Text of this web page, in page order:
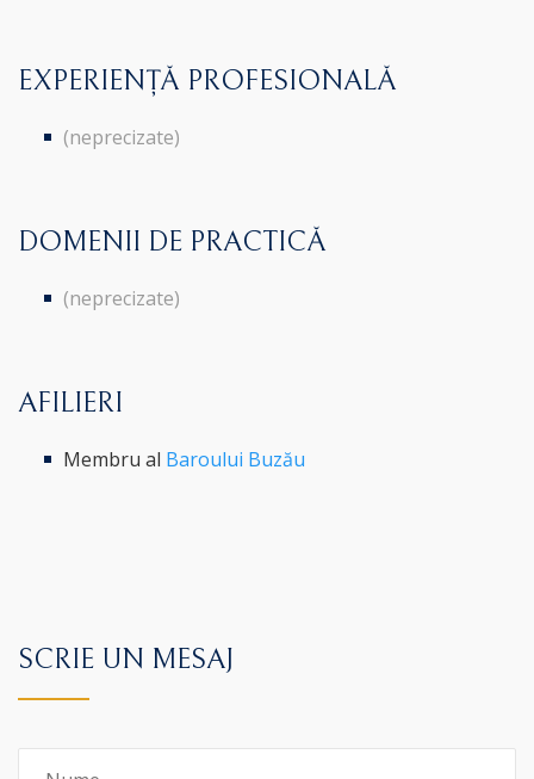
EXPERIENȚĂ PROFESIONALĂ
(neprecizate)
DOMENII DE PRACTICĂ
(neprecizate)
AFILIERI
Membru al Baroului Buzău
SCRIE UN MESAJ